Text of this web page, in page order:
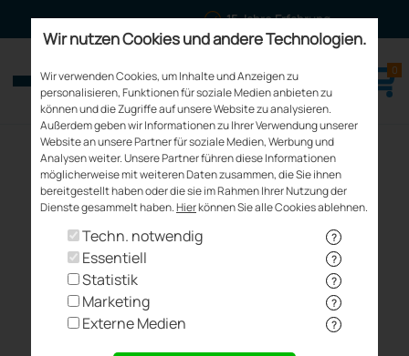
15 Jahre Erfahrung
meinfenster24.de
Fenster - Türen - Rollläden
0
Acryl und Silikon Deckleisten Pflegemittel
Wir nutzen Cookies und andere Technologien.
Wir verwenden Cookies, um Inhalte und Anzeigen zu
personalisieren, Funktionen für soziale Medien anbieten zu
können und die Zugriffe auf unsere Website zu analysieren.
Außerdem geben wir Informationen zu Ihrer Verwendung unserer
Website an unsere Partner für soziale Medien, Werbung und
Analysen weiter. Unsere Partner führen diese Informationen
möglicherweise mit weiteren Daten zusammen, die Sie ihnen
bereitgestellt haben oder die sie im Rahmen Ihrer Nutzung der
Dienste gesammelt haben.Hierkönnen Sie alle Cookies ablehnen.
Techn. notwendig ?
Essentiell ?
Statistik ?
Marketing ?
Externe Medien ?